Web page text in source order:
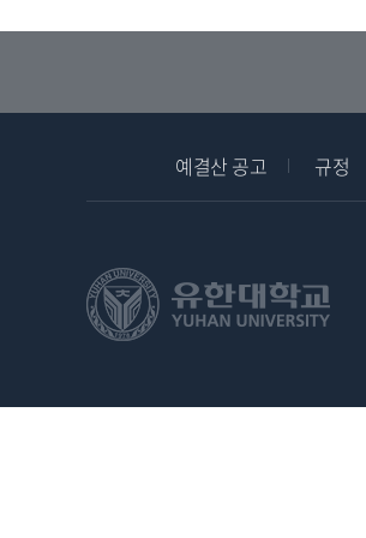
예결산 공고 규정